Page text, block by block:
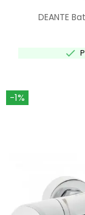
DEANTE

-1%